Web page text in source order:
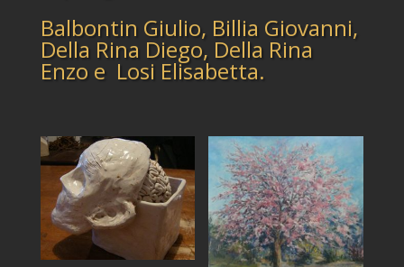
Balbontin Giulio, Billia Giovanni,
Della Rina Diego, Della Rina
Enzo e Losi Elisabetta.